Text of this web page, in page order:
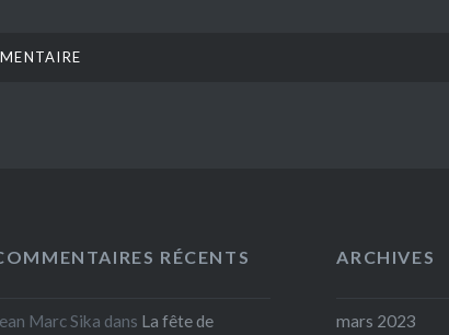
RÉCENTS
Marc Sika dans La fête de
ARCHIVES
mars 2023